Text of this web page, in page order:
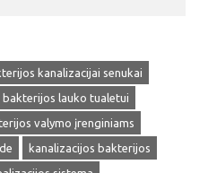
kanalizacijai senukai
bakterijos lauko tualetui
valymo įrenginiams
kanalizacijos bakterijos